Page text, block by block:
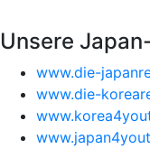
Unsere
www.die-
www.die-